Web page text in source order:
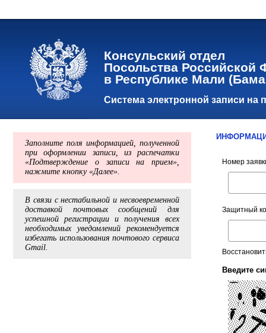
Консульский отдел
Посольства Российской
в Республике Мали
Система электронной записи на
Заполните поля информацией, полученной
при оформлении записи, из распечатки
«Подтверждение о записи на прием»,
нажмите кнопку «Далее».
В связи с нестабильной и несвоевременной
доставкой почтовых сообщений для
успешной регистрации и получения всех
необходимых уведомлений рекомендуется
избегать использования почтового сервиса
Gmail.
Номер
Защитный
Введите